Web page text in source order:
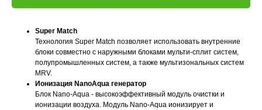
Super Match
Технология Super Match позволяет использовать внутренние
блоки совместно с наружными блоками мульти-сплит систем,
полупромышленных систем, а также мультизональных систем
MRV.
Ионизация NanoAqua генератор
Блок Nano-Aqua - высокоэффективный модуль очистки и
ионизации воздуха. Модуль Nano-Aqua ионизирует и